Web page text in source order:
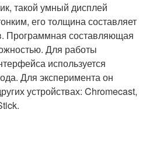
такой умный дисплей
его толщина составляет
Программная составляющая
Для работы
используется
Для эксперимента он
устройствах: Chromecast,